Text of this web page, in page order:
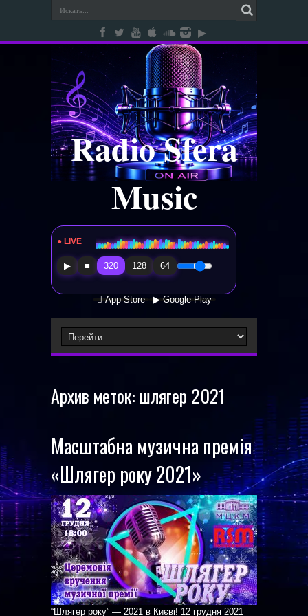
Radio Sfera
Music
● LIVE Radio Sfera Music
▶ ■ 320 128 64
 App Store ▶ Google Play
Архив меток: шлягер 2021
Масштабна музична премія
«Шлягер року 2021»
“Шлягер року” — 2021 в Києві! 12 грудня 2021